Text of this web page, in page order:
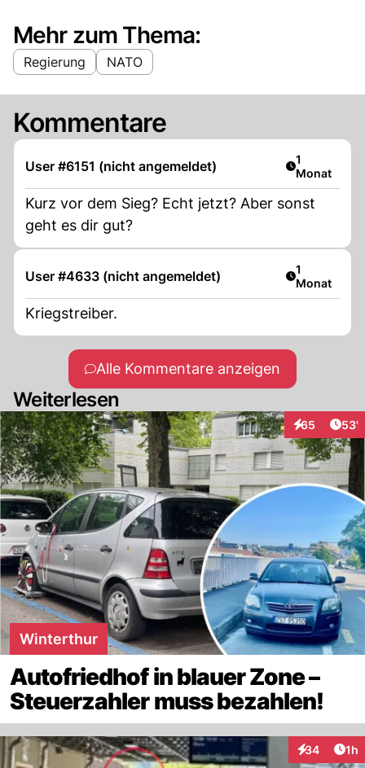
Mehr zum Thema:
Regierung NATO
Kommentare
User #6151 (nicht angemeldet) Artikel
1
Monat
Kurz vor dem Sieg? Echt jetzt? Aber sonst
geht es dir gut?
User #4633 (nicht angemeldet) Artikel
1
Monat
Kriegstreiber.
Alle Kommentare anzeigen
Weiterlesen
65
Interaktionen
53'
Winterthur
Autofriedhof in blauer Zone –
Steuerzahler muss bezahlen!
34
Interaktionen
1h